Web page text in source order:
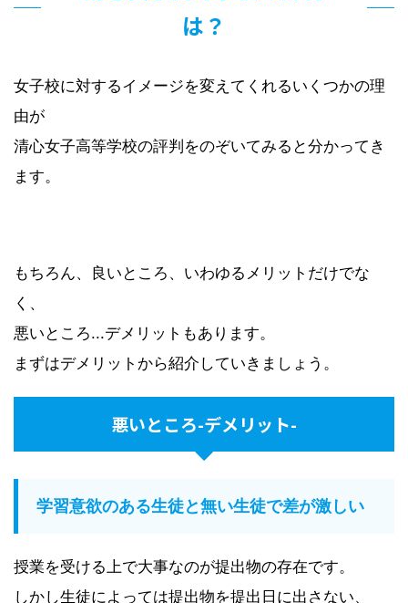
は？
女子校に対するイメージを変えてくれるいくつかの理
由が
清心女子高等学校の評判をのぞいてみると分かってき
ます。
もちろん、良いところ、いわゆるメリットだけでな
く、
悪いところ...デメリットもあります。
まずはデメリットから紹介していきましょう。
悪いところ-デメリット-
学習意欲のある生徒と無い生徒で差が激しい
授業を受ける上で大事なのが提出物の存在です。
しかし生徒によっては提出物を提出日に出さない、